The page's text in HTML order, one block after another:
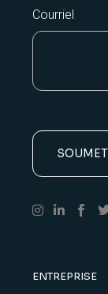
Courriel
ENTREPRISE